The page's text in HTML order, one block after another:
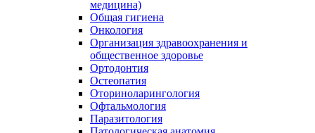
медицина)
Общая гигиена
Онкология
Организация здравоохранения и
общественное здоровье
Ортодонтия
Остеопатия
Оториноларингология
Офтальмология
Паразитология